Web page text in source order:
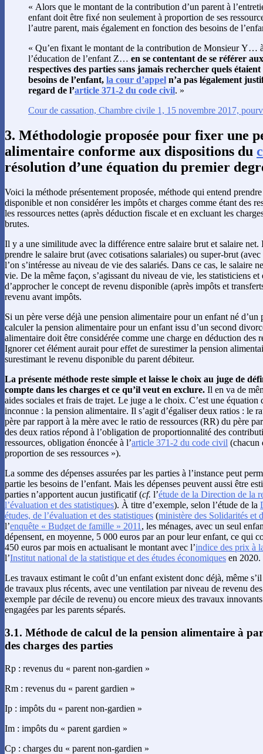
« Alors que le montant de la contribution d’un parent à
enfant doit être fixé non seulement à proportion de ses
l’autre parent, mais également en fonction des besoins de
« Qu’en fixant le montant de la contribution de Monsieur Y…
l’éducation de l’enfant Z… en se contentant de se référer
respectives des parties sans jamais rechercher quels
besoins de l’enfant, la cour d’appel n’a pas légalement
regard de l’article 371-2 du code civil. »
Cour de cassation, Chambre civile 1, 15 novembre 2017,
3. Méthodologie proposée pour fixer une
alimentaire conforme aux dispositions du
résolution d’une équation du premier
Voici la méthode présentement proposée, méthode qui entend
disponible et non considérer les impôts et charges comme étant des
les ressources nettes (après déduction fiscale et en excluant les
brutes.
Il y a une similitude avec la différence entre salaire brut et salaire net.
prendre le salaire brut (avec cotisations salariales) ou super-brut
l’on s’intéresse au niveau de vie des salariés. Dans ce cas, le salaire
vie. De la même façon, s’agissant du niveau de vie, les statisticiens et
d’approcher le concept de revenu disponible (après impôts et
revenu avant impôts.
Si un père verse déjà une pension alimentaire pour un enfant né d’un
calculer la pension alimentaire pour un enfant issu d’un second
alimentaire doit être considérée comme une charge en déduction des
Ignorer cet élément aurait pour effet de surestimer la pension
surestimant le revenu disponible du parent débiteur.
La présente méthode reste simple et laisse le choix au juge de
compte dans les charges et ce qu’il veut en exclure. Il en va de
aides sociales et frais de trajet. Le juge a le choix. C’est une équation
inconnue : la pension alimentaire. Il s’agit d’égaliser deux ratios : le
père par rapport à la mère avec le ratio de ressources (RR) du père
des deux ratios répond à l’obligation de proportionnalité des
ressources, obligation énoncée à l’article 371-2 du code civil (chacun
proportion de ses ressources »).
La somme des dépenses assurées par les parties à l’instance peut
partie les besoins de l’enfant. Mais les dépenses peuvent aussi être
parties n’apportent aucun justificatif (cf. l’étude de la Direction de la
l’évaluation et des statistiques). À titre d’exemple, selon l’étude de la
études, de l’évaluation et des statistiques (ministère des Solidarités et
l’enquête « Budget de famille » 2011 , les ménages, avec un seul
dépensent, en moyenne, 5 000 euros par an pour leur enfant, ce qui
450 euros par mois en actualisant le montant avec l’indice des prix à
l’Institut national de la statistique et des études économiques en 2020.
Les travaux estimant le coût d’un enfant existent donc déjà, même
de travaux plus récents, avec une ventilation par niveau de revenu
exemple par décile de revenu) ou encore mieux des travaux
engagées par les parents séparés.
3.1. Méthode de calcul de la pension alimentaire à
des charges des parties
Rp : revenus du « parent non-gardien »
Rm : revenus du « parent gardien »
Ip : impôts du « parent non-gardien »
Im : impôts du « parent gardien »
Cp : charges du « parent non-gardien »